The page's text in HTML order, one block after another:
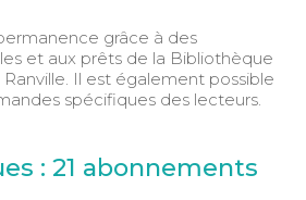
grâce à des
et aux prêts de la Bibliothèque
Il est également possible
spécifiques des lecteurs.
: 21 abonnements